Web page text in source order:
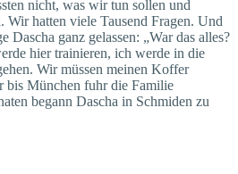
nicht, was wir tun sollen und
Wir hatten viele Tausend Fragen. Und
Dascha ganz gelassen: „War das alles?
hier trainieren, ich werde in die
Wir müssen meinen Koffer
bis München fuhr die Familie
begann Dascha in Schmiden zu